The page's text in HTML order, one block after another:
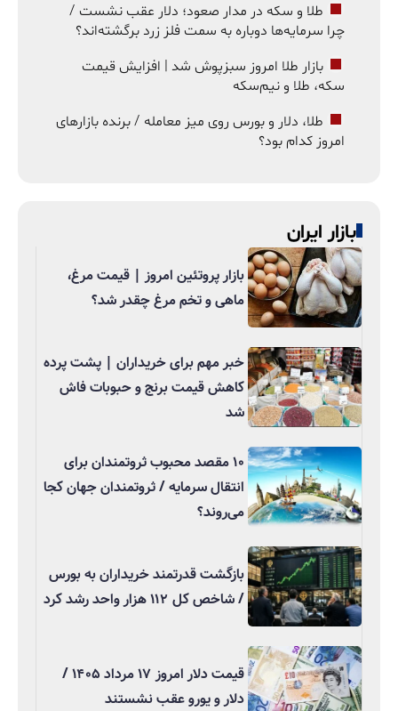
طلا و سکه در مدار صعود؛ دلار عقب نشست /
چرا سرمایه‌ها دوباره به سمت فلز زرد برگشته‌اند؟
بازار طلا امروز سبزپوش شد | افزایش قیمت
سکه، طلا و نیم‌سکه
طلا، دلار و بورس روی میز معامله / برنده بازارهای
امروز کدام بود؟
بازار ایران
بازار پروتئین امروز | قیمت مرغ،
ماهی و تخم مرغ چقدر شد؟
خبر مهم برای خریداران | پشت پرده
کاهش قیمت برنج و حبوبات فاش
شد
۱۰ مقصد محبوب ثروتمندان برای
انتقال سرمایه / ثروتمندان جهان کجا
می‌روند؟
بازگشت قدرتمند خریداران به بورس
/ شاخص کل ۱۱۲ هزار واحد رشد کرد
قیمت دلار امروز ۱۷ مرداد ۱۴۰۵ /
دلار و یورو عقب نشستند